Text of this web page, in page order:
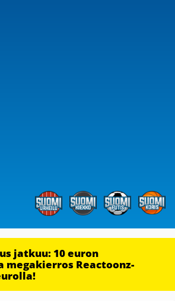
jatkuu: 10 euron
megakierros Reactoonz-